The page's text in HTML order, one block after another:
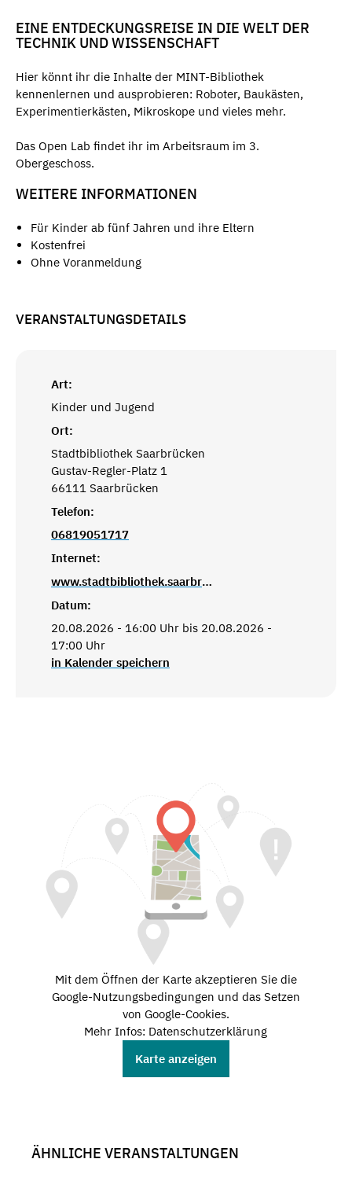
EINE ENTDECKUNGSREISE IN DIE WELT DER
TECHNIK UND WISSENSCHAFT
Hier könnt ihr die Inhalte der MINT-Bibliothek
kennenlernen und ausprobieren: Roboter, Baukästen,
Experimentierkästen, Mikroskope und vieles mehr.
Das Open Lab findet ihr im Arbeitsraum im 3.
Obergeschoss.
WEITERE INFORMATIONEN
Für Kinder ab fünf Jahren und ihre Eltern
Kostenfrei
Ohne Voranmeldung
VERANSTALTUNGSDETAILS
Art:
Kinder und Jugend
Ort:
Stadtbibliothek Saarbrücken
Gustav-Regler-Platz 1
66111 Saarbrücken
Telefon:
06819051717
Internet:
www.stadtbibliothek.saarbruecken.de
Datum:
20.08.2026 - 16:00 Uhr bis 20.08.2026 -
17:00 Uhr
in Kalender speichern
Mit dem Öffnen der Karte akzeptieren Sie die
Google-Nutzungsbedingungen und das Setzen
von Google-Cookies.
Mehr Infos: Datenschutzerklärung
Karte anzeigen
ÄHNLICHE VERANSTALTUNGEN